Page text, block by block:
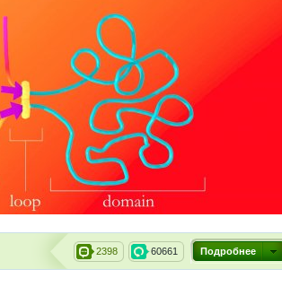
Подробнее
60661
2398